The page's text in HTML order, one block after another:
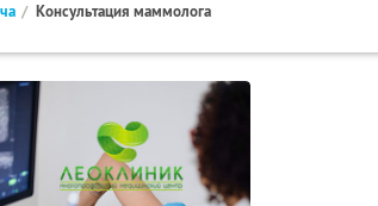
Консультация маммолога